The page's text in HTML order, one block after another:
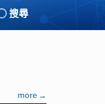
搜尋
more →